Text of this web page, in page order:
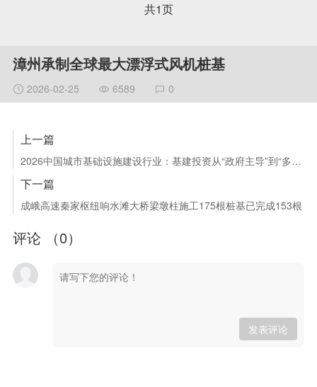
共1页
漳州承制全球最大漂浮式风机桩基
2026-02-25 6589 0
上一篇
2026中国城市基础设施建设行业：基建投资从“政府主导”到“多元共治”
下一篇
成峨高速秦家枢纽响水滩大桥梁墩柱施工175根桩基已完成153根
评论 （0）
发表评论